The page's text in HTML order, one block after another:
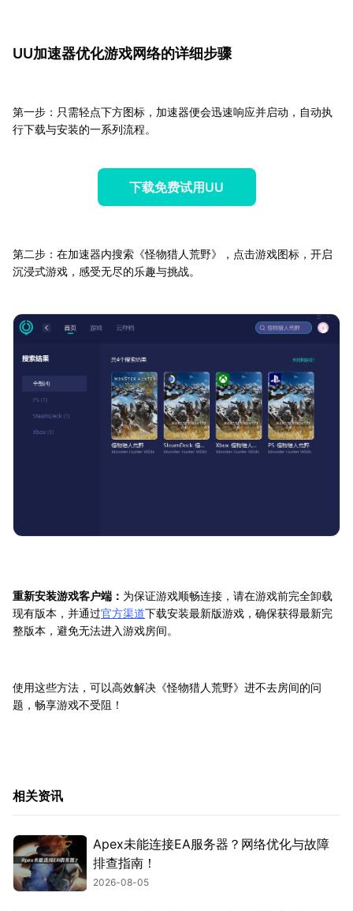
UU加速器优化游戏网络的详细步骤
第一步：只需轻点下方图标，加速器便会迅速响应并启动，自动执
行下载与安装的一系列流程。
下载免费试用UU
第二步：在加速器内搜索《怪物猎人荒野》，点击游戏图标，开启
沉浸式游戏，感受无尽的乐趣与挑战。
重新安装游戏客户端： 为保证游戏顺畅连接，请在游戏前完全卸载
现有版本，并通过官方渠道下载安装最新版游戏，确保获得最新完
整版本，避免无法进入游戏房间。
使用这些方法，可以高效解决《怪物猎人荒野》进不去房间的问
题，畅享游戏不受阻！
相关资讯
Apex未能连接EA服务器？网络优化与故障
排查指南！
2026-08-05